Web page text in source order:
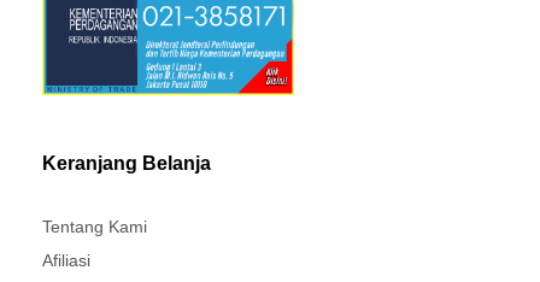
Keranjang Belanja
Tentang Kami
Afiliasi